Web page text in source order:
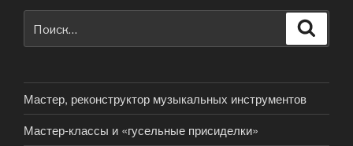
Мастер, реконструктор музыкальных инструментов
Мастер-классы и «гусельные присиделки»